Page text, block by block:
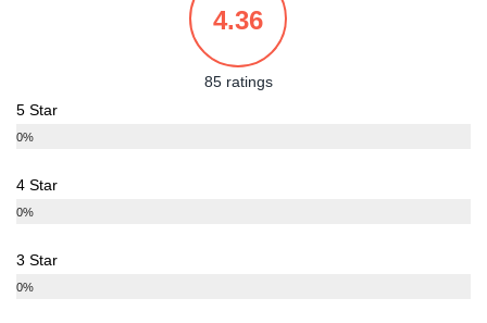
4.36
85 ratings
5 Star
0%
4 Star
0%
3 Star
0%